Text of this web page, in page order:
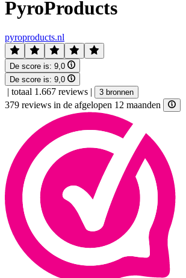
PyroProducts
pyroproducts.nl
De score is: 9,0
De score is: 9,0
| totaal 1.667 reviews | 3 bronnen
379 reviews in de afgelopen 12 maanden